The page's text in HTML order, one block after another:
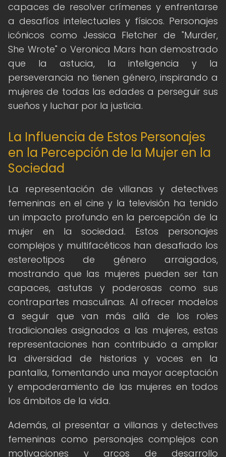
capaces de resolver crímenes y enfrentarse
a desafíos intelectuales y físicos. Personajes
icónicos como Jessica Fletcher de "Murder,
She Wrote" o Veronica Mars han demostrado
que la astucia, la inteligencia y la
perseverancia no tienen género, inspirando a
mujeres de todas las edades a perseguir sus
sueños y luchar por la justicia.
La Influencia de Estos Personajes
en la Percepción de la Mujer en la
Sociedad
La representación de villanas y detectives
femeninas en el cine y la televisión ha tenido
un impacto profundo en la percepción de la
mujer en la sociedad. Estos personajes
complejos y multifacéticos han desafiado los
estereotipos de género arraigados,
mostrando que las mujeres pueden ser tan
capaces, astutas y poderosas como sus
contrapartes masculinas. Al ofrecer modelos
a seguir que van más allá de los roles
tradicionales asignados a las mujeres, estas
representaciones han contribuido a ampliar
la diversidad de historias y voces en la
pantalla, fomentando una mayor aceptación
y empoderamiento de las mujeres en todos
los ámbitos de la vida.
Además, al presentar a villanas y detectives
femeninas como personajes complejos con
motivaciones y arcos de desarrollo